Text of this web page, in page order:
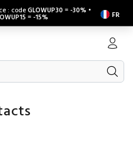
: codeGLOWUP30 = -30% •
= -15% FR